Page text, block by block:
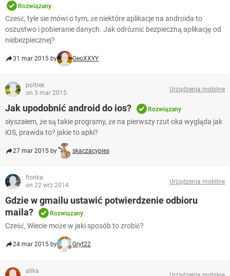
WINDOWS 10
Rozwiązany
Cześć, tyle sie mówi o tym, że niektóre aplikacje na androida to
oszustwo i pobieranie danych. Jak odróżnić bezpieczną aplikację od
niebezpiecznej?
31 mar 2015 by GeoXXYY
poltrek
on 3 mar 2015
Urządzenia mobilne
Jak upodobnić android do ios? Rozwiązany
słyszałem, że są takie programy, że na pierwszy rzut oka wygląda jak
iOS, prawda to? jakie to apki?
27 mar 2015 by skaczacypies
fionka
on 22 wrz 2014
Urządzenia mobilne
Gdzie w gmailu ustawić potwierdzenie odbioru
maila?
Rozwiązany
Cześć, Wiecie może w jaki sposób to zrobić?
24 mar 2015 by Gryt22
alika